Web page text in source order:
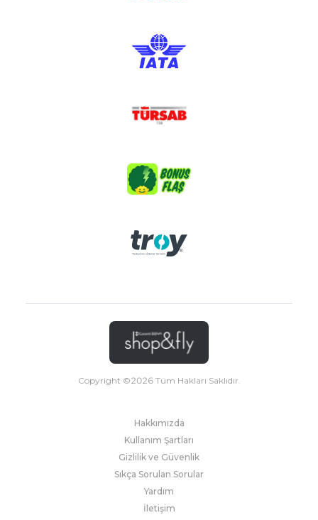
Copyright ©2026Tüm Hakları Saklıdır.
Hakkımızda
Kullanım Şartları
Gizlilik ve Güvenlik
Sıkça Sorulan Sorular
Yardım
İletişim